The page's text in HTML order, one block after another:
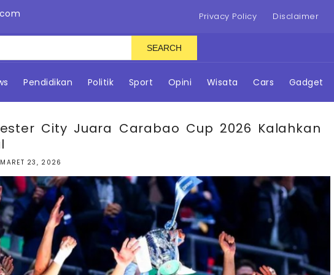
Privacy Policy Disclaimer
SEARCH
Pendidikan Politik Sport Opini Wisata Cars Gadget
City Juara Carabao Cup 2026 Kalahkan
MARET 23, 2026